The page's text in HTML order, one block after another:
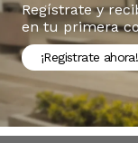
Regístrate y
en tu primera
¡Registrate ahora!